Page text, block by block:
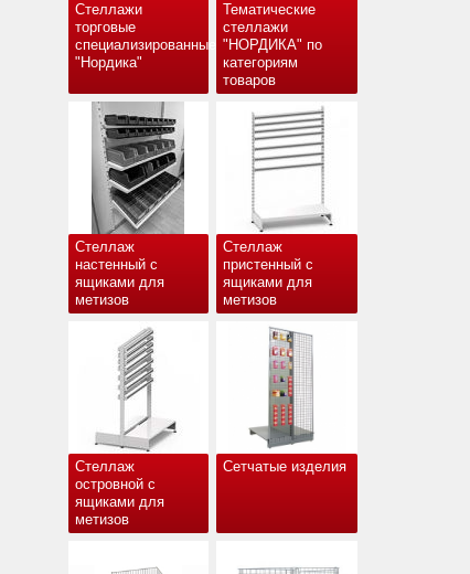
Стеллажи
торговые
специализированные
"Нордика"
Тематические
стеллажи
"НОРДИКА" по
категориям
товаров
Стеллаж
настенный с
ящиками для
метизов
Стеллаж
пристенный с
ящиками для
метизов
Стеллаж
островной с
ящиками для
метизов
Сетчатые изделия